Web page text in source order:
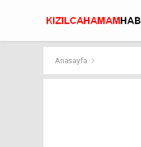
Anasayfa